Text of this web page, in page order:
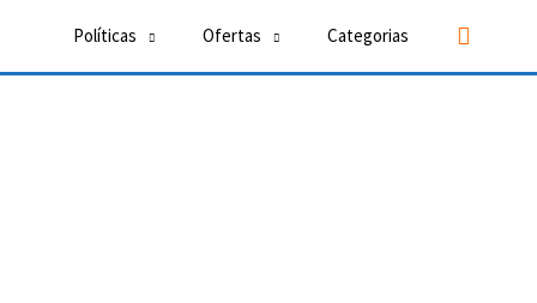
Políticas Ofertas Categorias Buscar